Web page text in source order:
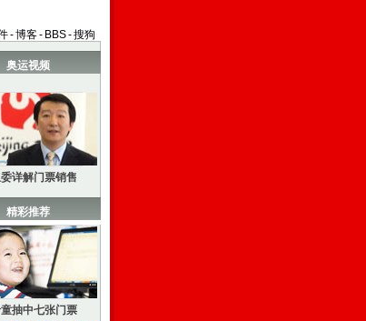
-博客- BBS-搜狗
奥运视频
详解门票销售
精彩推荐
抽中七张门票